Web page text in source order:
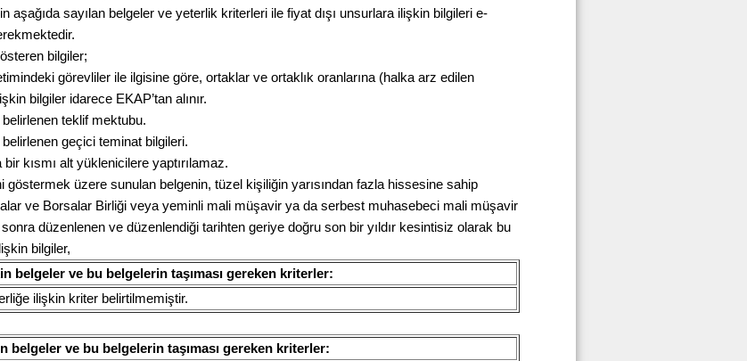
aşağıda sayılan belgeler ve yeterlik kriterleri ile fiyat dışı unsurlara ilişkin bilgileri e-
bilgiler;
görevliler ile ilgisine göre, ortaklar ve ortaklık oranlarına (halka arz edilen
bilgiler idarece EKAP’tan alınır.
teklif mektubu.
geçici teminat bilgileri.
kısmı alt yüklenicilere yaptırılamaz.
göstermek üzere sunulan belgenin, tüzel kişiliğin yarısından fazla hissesine sahip
ve Borsalar Birliği veya yeminli mali müşavir ya da serbest muhasebeci mali müşavir
düzenlenen ve düzenlendiği tarihten geriye doğru son bir yıldır kesintisiz olarak bu
bilgiler,
belgeler ve bu belgelerin taşıması gereken kriterler:
ilişkin kriter belirtilmemiştir.
belgeler ve bu belgelerin taşıması gereken kriterler: